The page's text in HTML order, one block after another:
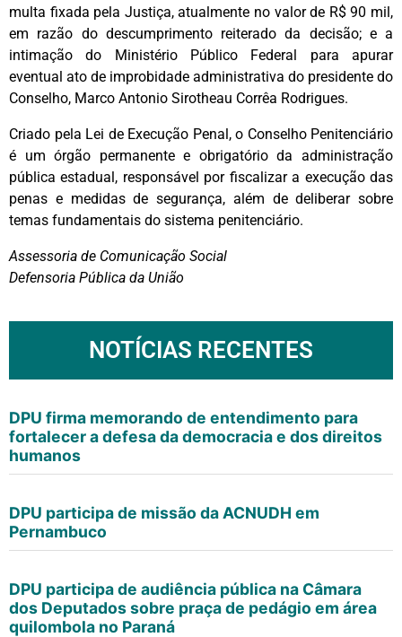
multa fixada pela Justiça, atualmente no valor de R$ 90 mil,
em razão do descumprimento reiterado da decisão; e a
intimação do Ministério Público Federal para apurar
eventual ato de improbidade administrativa do presidente do
Conselho, Marco Antonio Sirotheau Corrêa Rodrigues.
Criado pela Lei de Execução Penal, o Conselho Penitenciário
é um órgão permanente e obrigatório da administração
pública estadual, responsável por fiscalizar a execução das
penas e medidas de segurança, além de deliberar sobre
temas fundamentais do sistema penitenciário.
Assessoria de Comunicação Social
Defensoria Pública da União
NOTÍCIAS RECENTES
DPU firma memorando de entendimento para
fortalecer a defesa da democracia e dos direitos
humanos
DPU participa de missão da ACNUDH em
Pernambuco
DPU participa de audiência pública na Câmara
dos Deputados sobre praça de pedágio em área
quilombola no Paraná